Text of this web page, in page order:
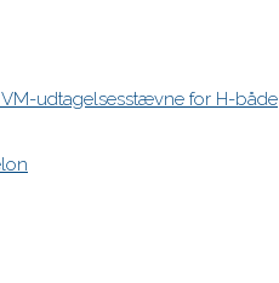
udtagelsesstævne for H-både